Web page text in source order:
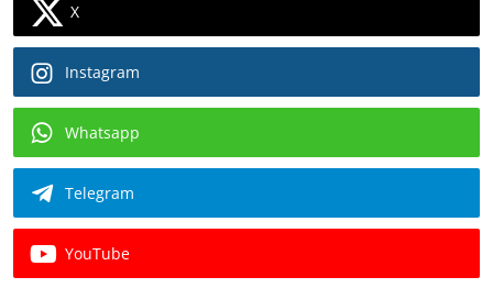
X
Instagram
Whatsapp
Telegram
YouTube